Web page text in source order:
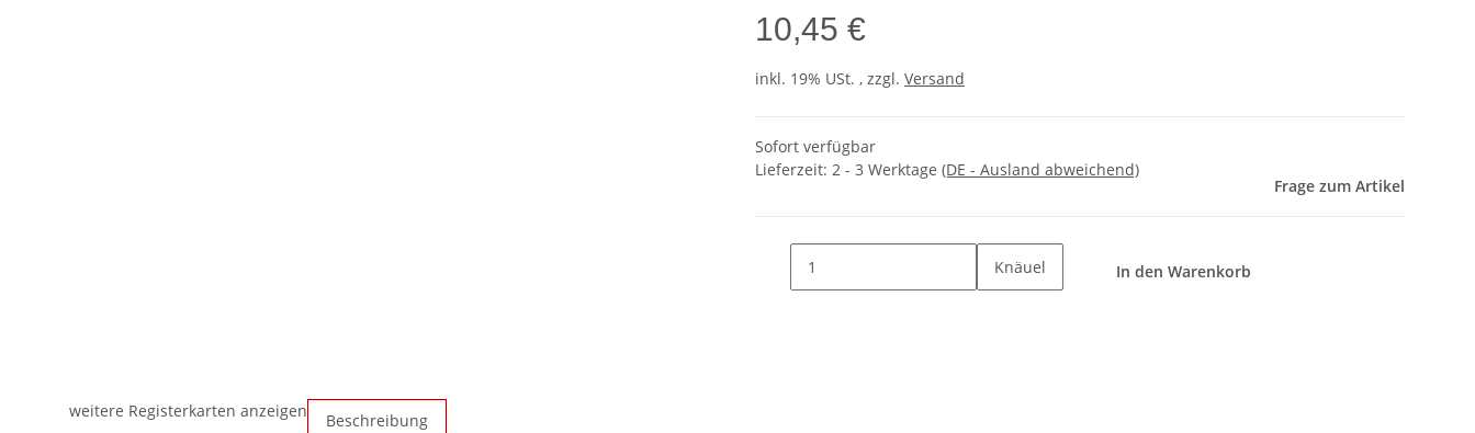
10,45 €
inkl. 19% USt. , zzgl. Versand
Sofort verfügbar
Lieferzeit: 2 - 3 Werktage (DE - Ausland abweichend)
Frage zum Artikel
Knäuel In den Warenkorb
weitere Registerkarten anzeigen
Beschreibung